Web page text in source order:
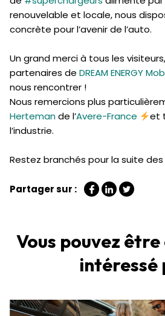
renouvelable et locale, nous
concrète pour l’avenir de l’auto.
Un grand merci à tous les
partenaires de DREAM ENERGY
nous rencontrer !
Nous remercions plus
Hertemande l’Avere-France
et
l’industrie.
Restez branchés pour la suite
Partager sur :
Vous pouvez
intéressé